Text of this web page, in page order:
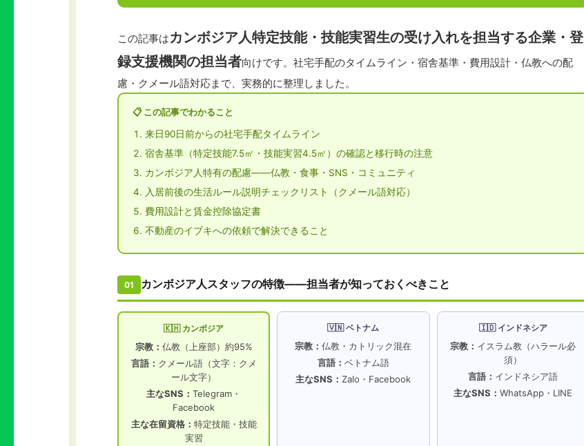
この記事はカンボジア人特定技能・技能実習生の受け入れを担当する企業・登
録支援機関の担当者向けです。社宅手配のタイムライン・宿舎基準・費用設計・仏教への配
慮・クメール語対応まで、実務的に整理しました。
📋 この記事でわかること
来日90日前からの社宅手配タイムライン
宿舎基準（特定技能7.5㎡・技能実習4.5㎡）の確認と移行時の注意
カンボジア人特有の配慮——仏教・食事・SNS・コミュニティ
入居前後の生活ルール説明チェックリスト（クメール語対応）
費用設計と賃金控除協定書
不動産のイブキへの依頼で解決できること
01 カンボジア人スタッフの特徴——担当者が知っておくべきこと
🇰🇭 カンボジア
宗教： 仏教（上座部）約95%
言語： クメール語（文字：クメ
ール文字）
主なSNS：Telegram・
Facebook
主な在留資格： 特定技能・技能
実習
🇻🇳 ベトナム
宗教：仏教・カトリック混在
言語： ベトナム語
主なSNS：Zalo・Facebook
🇮🇩 インドネシア
宗教： イスラム教（ハラール必
須）
言語： インドネシア語
主なSNS：WhatsApp・LINE